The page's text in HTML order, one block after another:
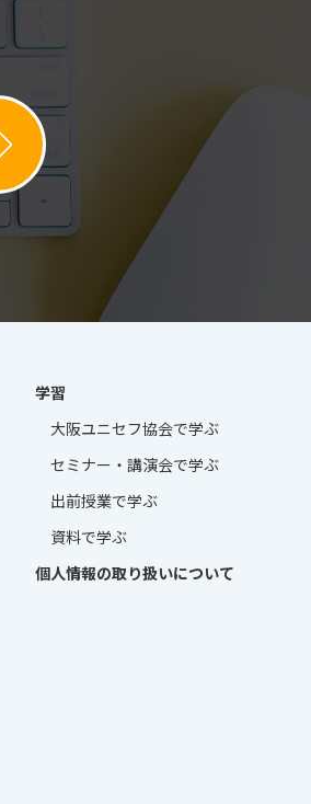
学習
大阪ユニセフ協会で学ぶ
セミナー・講演会で学ぶ
出前授業で学ぶ
資料で学ぶ
個人情報の取り扱いについて